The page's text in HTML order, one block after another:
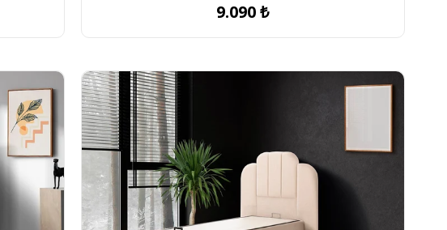
9.090 ₺